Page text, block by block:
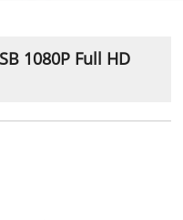
1080P Full HD